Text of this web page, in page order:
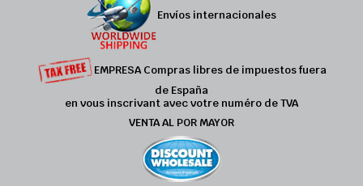
Envíos internacionales
EMPRESA Compras libres de impuestos fuera
de España
en vous inscrivant avec votre numéro de TVA
VENTA AL POR MAYOR